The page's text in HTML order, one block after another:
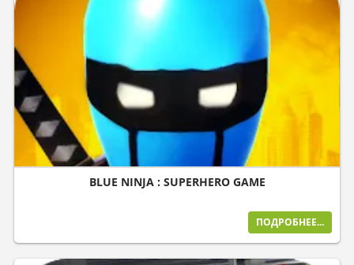
BLUE NINJA : SUPERHERO GAME
ПОДРОБНЕЕ...